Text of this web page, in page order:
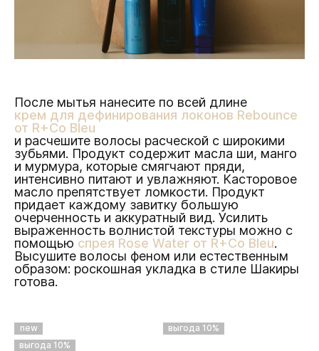
После мытья нанесите по всей длине
крем для дефинирования локонов Rebounce
от R+Co Bleu
и расчешите волосы расческой с широкими
зубьями. Продукт содержит масла ши, манго
и мурмура, которые смягчают пряди,
интенсивно питают и увлажняют. Касторовое
масло препятствует ломкости. Продукт
придает каждому завитку большую
очерченность и аккуратный вид. Усилить
выраженность волнистой текстуры можно с
помощью спрея Rose Water от R+Co Bleu.
Высушите волосы феном или естественным
образом: роскошная укладка в стиле Шакиры
готова.
new
выгода 10%
выгода 10%